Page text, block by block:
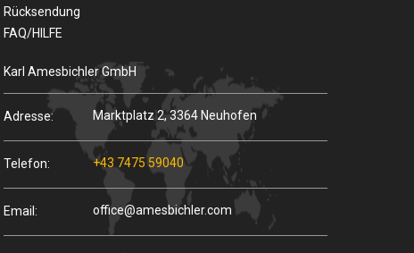
Rücksendung
FAQ/HILFE
Karl Amesbichler GmbH
Adresse: Marktplatz 2, 3364 Neuhofen
Telefon: +43 7475 59040
Email: office@amesbichler.com